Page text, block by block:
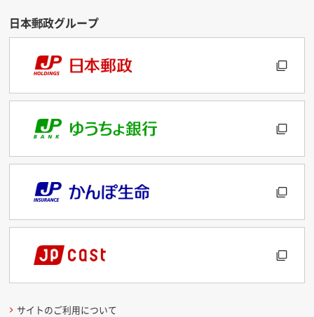
サイトのご利用について